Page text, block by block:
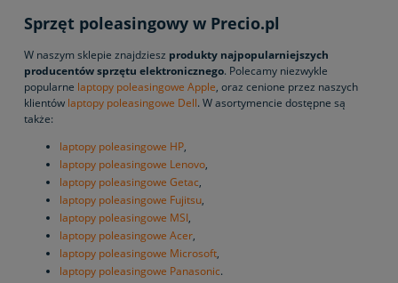
Sprzęt poleasingowy w Precio.pl
W naszym sklepie znajdziesz produkty najpopularniejszych
producentów sprzętu elektronicznego. Polecamy niezwykle
popularne laptopy poleasingowe Apple, oraz cenione przez naszych
klientów laptopy poleasingowe Dell. W asortymencie dostępne są
także:
laptopy poleasingowe HP,
laptopy poleasingowe Lenovo,
laptopy poleasingowe Getac,
laptopy poleasingowe Fujitsu,
laptopy poleasingowe MSI,
laptopy poleasingowe Acer,
laptopy poleasingowe Microsoft,
laptopy poleasingowe Panasonic.